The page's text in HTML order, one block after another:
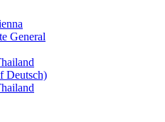
General
Deutsch)